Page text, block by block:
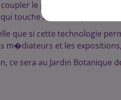
le plan�tarium avec
touche au vivant" poursuit
que si cette technologie
m�diateurs et les
ce sera au Jardin